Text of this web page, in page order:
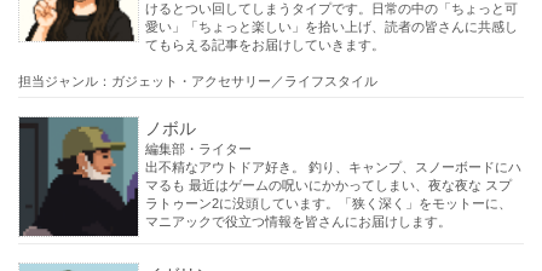
けるとつい回してしまうタイプです。日常の中の「ちょっと可
愛い」「ちょっと楽しい」を拾い上げ、読者の皆さんに共感し
てもらえる記事をお届けしていきます。
担当ジャンル：ガジェット・アクセサリー／ライフスタイル
ノボル
編集部・ライター
出不精なアウトドア好き。 釣り、キャンプ、スノーボードにハ
マるも 最近はゲームの呪いにかかってしまい、夜な夜な スプ
ラトゥーン2に没頭しています。「狭く深く」をモットーに、
マニアックで役立つ情報を皆さんにお届けします。